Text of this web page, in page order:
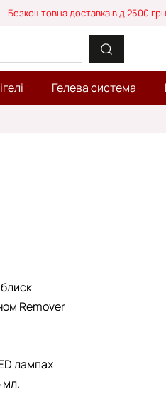
Безкоштовна доставка від 2500
Гелева система
Remover
лампах
мл.